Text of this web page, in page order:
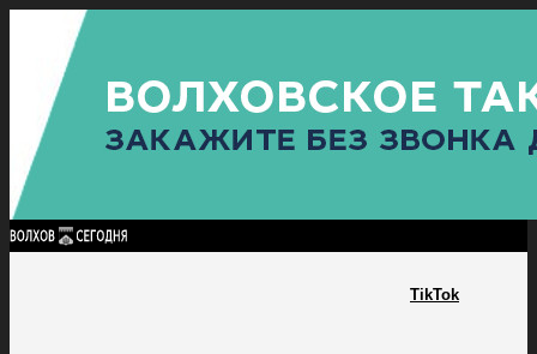
TikTok
Найти:
ГЛАВНАЯ ПОЛИТИКАПРОИСШЕСТВИЯ ПРОКУРАТУРАСПОРТ
ПОЛИТИКА
КУЛЬТУРА
ПОСЕЛЕНИЯ